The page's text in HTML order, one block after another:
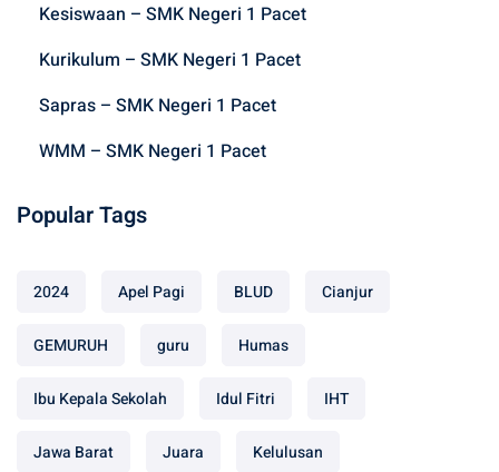
Kesiswaan – SMK Negeri 1 Pacet
Kurikulum – SMK Negeri 1 Pacet
Sapras – SMK Negeri 1 Pacet
WMM – SMK Negeri 1 Pacet
Popular Tags
2024 Apel Pagi BLUD Cianjur
GEMURUH guru Humas
Ibu Kepala Sekolah Idul Fitri IHT
Jawa Barat Juara Kelulusan